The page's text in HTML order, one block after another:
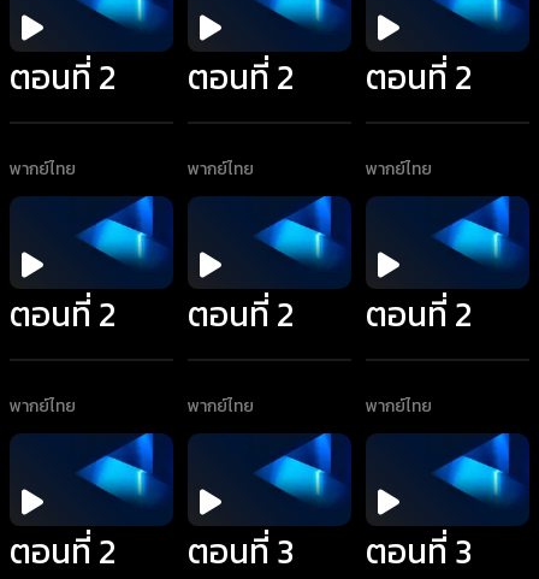
ตอนที่ 2
พากย์ไทย
ตอนที่ 2
พากย์ไทย
ตอนที่ 2
พากย์ไทย
ตอนที่ 2
พากย์ไทย
ตอนที่ 2
พากย์ไทย
ตอนที่ 2
พากย์ไทย
ตอนที่ 2 ตอนที่ 3 ตอนที่ 3